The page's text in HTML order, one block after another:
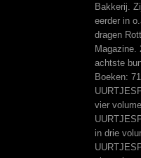
Bakkerij.
eerder in
dragen
achtste
Boeken:
vier
in drie